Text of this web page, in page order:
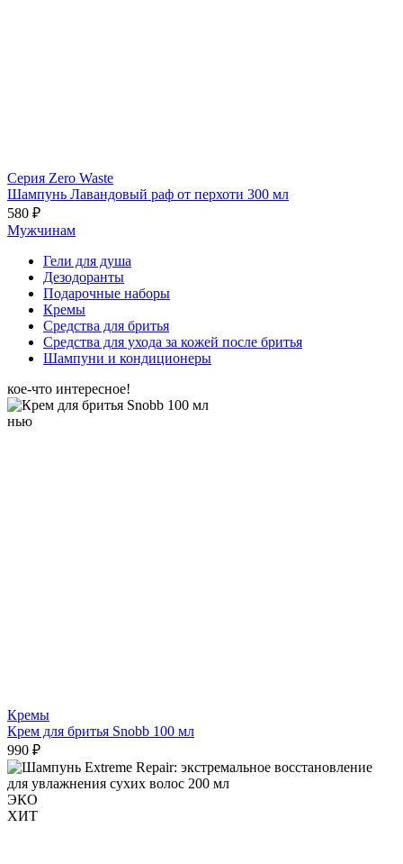
Серия Zero Waste
Шампунь Лавандовый раф от перхоти 300 мл
580 ₽
Мужчинам
Гели для душа
Дезодоранты
Подарочные наборы
Кремы
Средства для бритья
Средства для ухода за кожей после бритья
Шампуни и кондиционеры
кое-что интересное!
нью
Кремы
Крем для бритья Snobb 100 мл
990 ₽
ЭКО
ХИТ